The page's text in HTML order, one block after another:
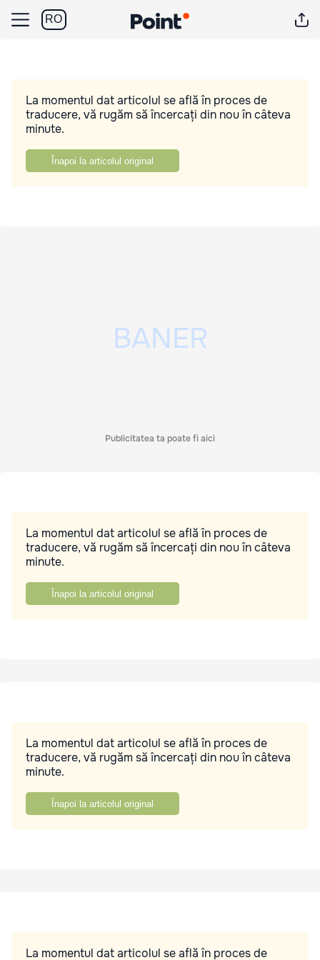
RO
La momentul dat articolul se află în proces de
traducere, vă rugăm să încercați din nou în câteva
minute.
Înapoi la articolul original
Publicitatea ta poate fi aici
La momentul dat articolul se află în proces de
traducere, vă rugăm să încercați din nou în câteva
minute.
Înapoi la articolul original
La momentul dat articolul se află în proces de
traducere, vă rugăm să încercați din nou în câteva
minute.
Înapoi la articolul original
La momentul dat articolul se află în proces de